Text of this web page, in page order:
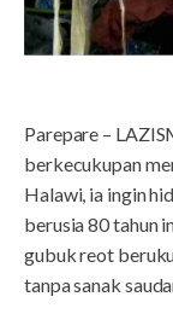
Parepare –
berkecukupan
Halawi, ia ingin
berusia 80 tahun
gubuk reot
tanpa sanak